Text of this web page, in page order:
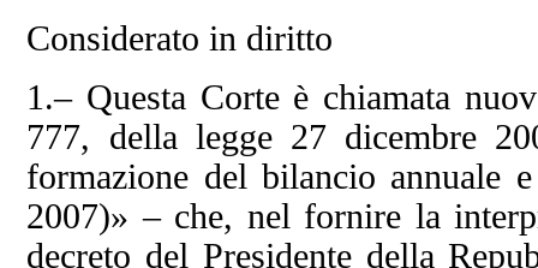
Considerato in diritto
1.– Questa Corte è chiamata
777, della legge 27 dicembre
formazione del bilancio annuale
2007)» – che, nel fornire la
decreto del Presidente della